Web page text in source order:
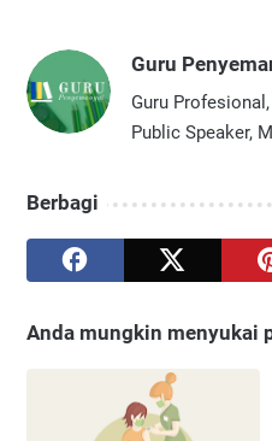
Guru
Guru
Public Speaker,
Berbagi
Anda mungkin menyukai